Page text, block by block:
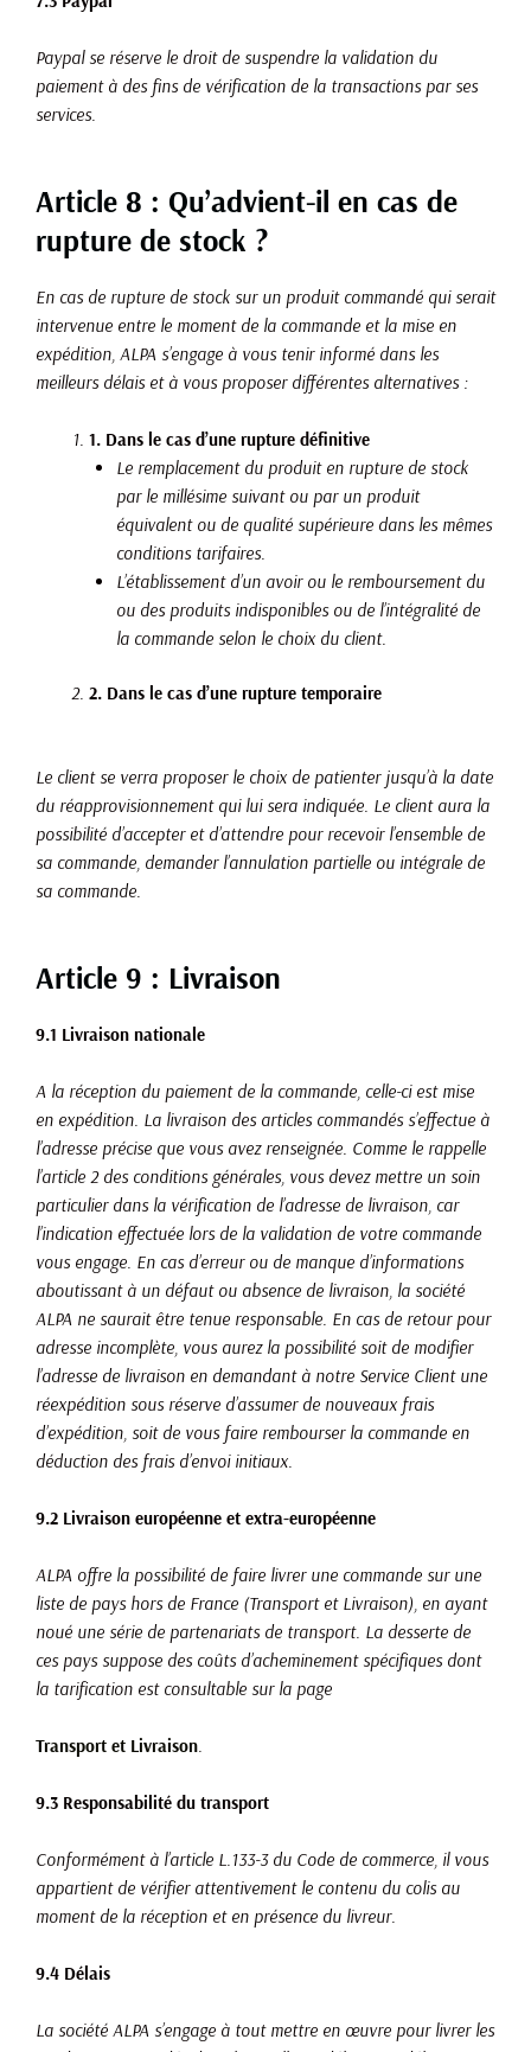
Paypal se réserve le droit de suspendre la validation du
paiement à des fins de vérification de la transactions par ses
services.
Article 8 : Qu’advient-il en cas de
rupture de stock ?
En cas de rupture de stock sur un produit commandé qui serait
intervenue entre le moment de la commande et la mise en
expédition, ALPA s’engage à vous tenir informé dans les
meilleurs délais et à vous proposer différentes alternatives :
1. Dans le cas d’une rupture définitive
Le remplacement du produit en rupture de stock
par le millésime suivant ou par un produit
équivalent ou de qualité supérieure dans les mêmes
conditions tarifaires.
L’établissement d’un avoir ou le remboursement du
ou des produits indisponibles ou de l’intégralité de
la commande selon le choix du client.
2. Dans le cas d’une rupture temporaire
Le client se verra proposer le choix de patienter jusqu’à la date
du réapprovisionnement qui lui sera indiquée. Le client aura la
possibilité d’accepter et d’attendre pour recevoir l’ensemble de
sa commande, demander l’annulation partielle ou intégrale de
sa commande.
Article 9 : Livraison
9.1 Livraison nationale
A la réception du paiement de la commande, celle-ci est mise
en expédition. La livraison des articles commandés s’effectue à
l’adresse précise que vous avez renseignée. Comme le rappelle
l’article 2 des conditions générales, vous devez mettre un soin
particulier dans la vérification de l’adresse de livraison, car
l’indication effectuée lors de la validation de votre commande
vous engage. En cas d’erreur ou de manque d’informations
aboutissant à un défaut ou absence de livraison, la société
ALPA ne saurait être tenue responsable. En cas de retour pour
adresse incomplète, vous aurez la possibilité soit de modifier
l’adresse de livraison en demandant à notre Service Client une
réexpédition sous réserve d’assumer de nouveaux frais
d’expédition, soit de vous faire rembourser la commande en
déduction des frais d’envoi initiaux.
9.2 Livraison européenne et extra-européenne
ALPA offre la possibilité de faire livrer une commande sur une
liste de pays hors de France (Transport et Livraison), en ayant
noué une série de partenariats de transport. La desserte de
ces pays suppose des coûts d’acheminement spécifiques dont
la tarification est consultable sur la page
Transport et Livraison
9.3 Responsabilité du transport
Conformément à l’article L.133-3 du Code de commerce, il vous
appartient de vérifier attentivement le contenu du colis au
moment de la réception et en présence du livreur.
9.4 Délais
La société ALPA s’engage à tout mettre en œuvre pour livrer les